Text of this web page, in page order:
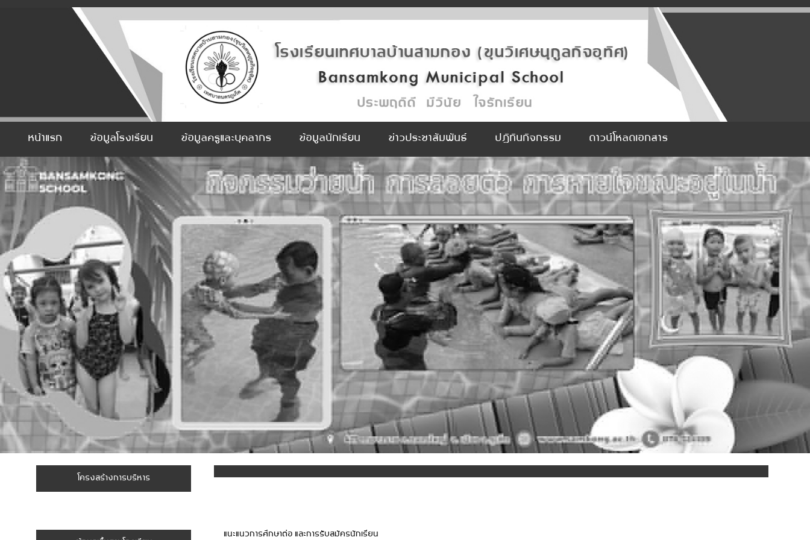
หน้าแรก ข้อมูลโรงเรียน ข้อมูลครูและบุคลากร ข้อมูลนักเรียน ข่าวประชาสัมพันธ์ ปฏิทินกิจกรรม ดาวน์โหลดเอกสาร
โครงสร้างการบริหาร
แนะแนวการศึกษาต่อ และการรับสมัครนักเรียน